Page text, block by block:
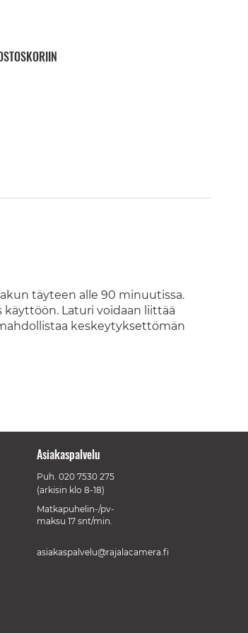
täyteen alle 90 minuutissa.
käyttöön. Laturi voidaan liittää
keskeytyksettömän
Asiakaspalvelu
Puh. 020 7530 275
(arkisin klo 8-18)
Matkapuhelin-/pv-
maksu 17 snt/min.
asiakaspalvelu@rajalacamera.fi